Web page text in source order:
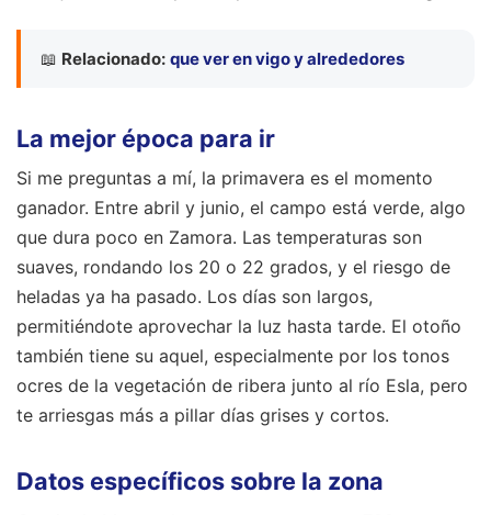
📖 Relacionado: que ver en vigo y alrededores
La mejor época para ir
Si me preguntas a mí, la primavera es el momento
ganador. Entre abril y junio, el campo está verde, algo
que dura poco en Zamora. Las temperaturas son
suaves, rondando los 20 o 22 grados, y el riesgo de
heladas ya ha pasado. Los días son largos,
permitiéndote aprovechar la luz hasta tarde. El otoño
también tiene su aquel, especialmente por los tonos
ocres de la vegetación de ribera junto al río Esla, pero
te arriesgas más a pillar días grises y cortos.
Datos específicos sobre la zona